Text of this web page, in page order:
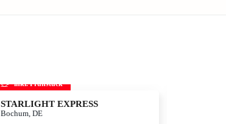
inkl. Frühstück
STARLIGHT EXPRESS
Bochum, DE